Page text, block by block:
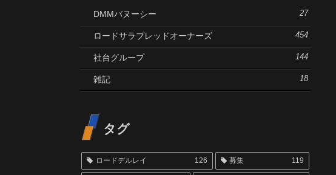
DMMバヌーシー 27
ロードサラブレッドオーナーズ 454
社台グループ 144
雑記 18
タグ
ロードデルレイ 126 募集 119